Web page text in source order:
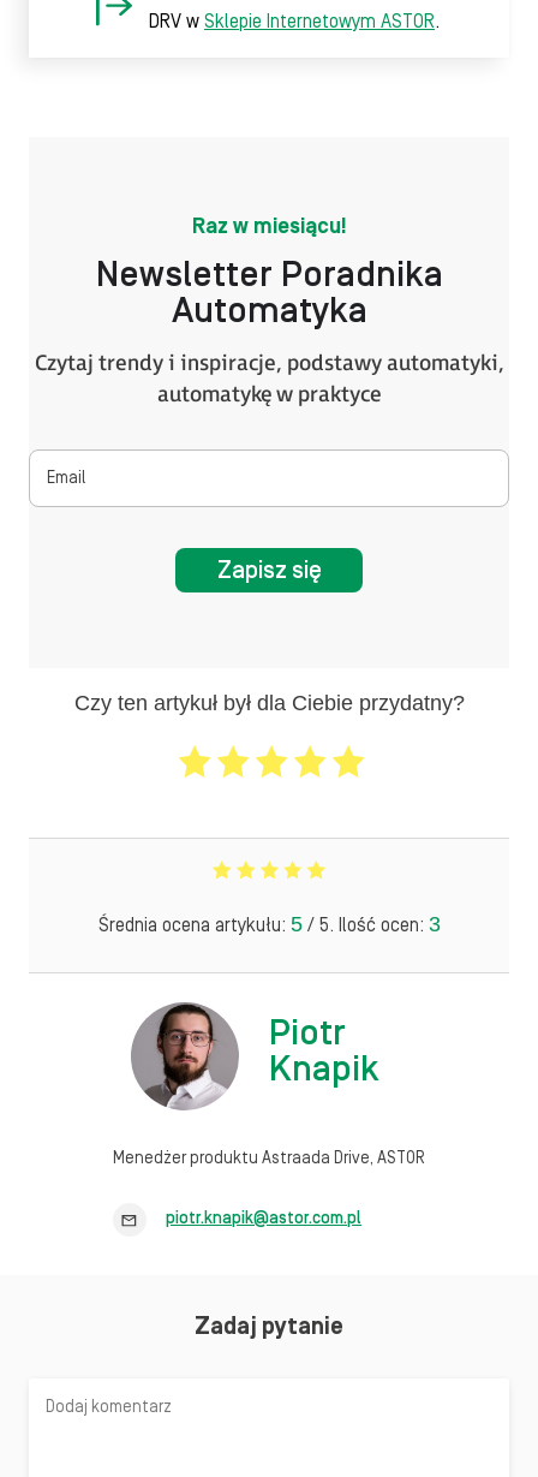
DRV w Sklepie Internetowym ASTOR.
Raz w miesiącu!
Newsletter Poradnika
Automatyka
Czytaj trendy i inspiracje, podstawy automatyki,
automatykę w praktyce
Zapisz się
Czy ten artykuł był dla Ciebie przydatny?
Średnia ocena artykułu: 5/ 5. Ilość ocen: 3
Piotr
Knapik
Menedżer produktu Astraada Drive, ASTOR
piotr.knapik@astor.com.pl
Zadaj pytanie